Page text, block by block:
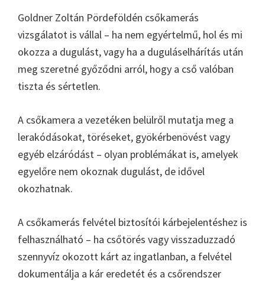
Goldner Zoltán Pördeföldén csőkamerás
vizsgálatot is vállal – ha nem egyértelmű, hol és mi
okozza a dugulást, vagy ha a duguláselhárítás után
meg szeretné győződni arról, hogy a cső valóban
tiszta és sértetlen.
A csőkamera a vezetéken belülről mutatja meg a
lerakódásokat, töréseket, gyökérbenövést vagy
egyéb elzáródást – olyan problémákat is, amelyek
egyelőre nem okoznak dugulást, de idővel
okozhatnak.
A csőkamerás felvétel biztosítói kárbejelentéshez is
felhasználható – ha csőtörés vagy visszaduzzadó
szennyvíz okozott kárt az ingatlanban, a felvétel
dokumentálja a kár eredetét és a csőrendszer